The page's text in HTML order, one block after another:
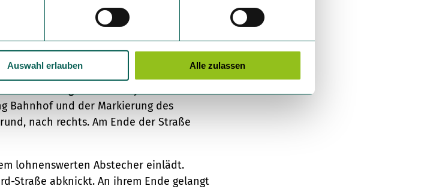
Auswahl erlauben Alle zulassen
zur künstlerischen Arbeit
Auf der Poststraße geht es
Dort folgt man den Symbolen des
Bahnhof und der Markierung des
nach rechts. Am Ende der Straße
lohnenswerten Abstecher einlädt.
Straße abknickt. An ihrem Ende gelangt